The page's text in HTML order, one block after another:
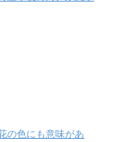
の色にも意味があ